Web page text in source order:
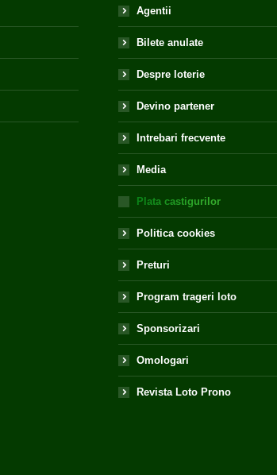
Agentii
Bilete anulate
Despre loterie
Devino partener
Intrebari frecvente
Media
Plata castigurilor
Politica cookies
Preturi
Program trageri loto
Sponsorizari
Omologari
Revista Loto Prono